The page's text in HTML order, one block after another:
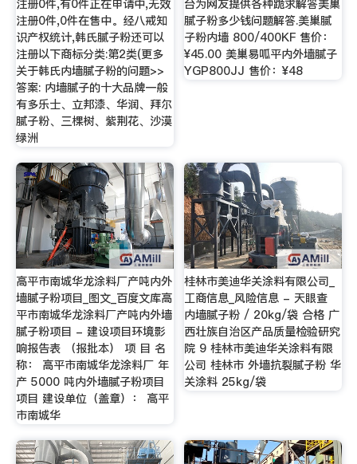
注册0件,有0件正在申请中,无效
注册0件,0件在售中。经八戒知
识产权统计,韩氏腻子粉还可以
注册以下商标分类:第2类(更多
关于韩氏内墙腻子粉的问题>>
答案: 内墙腻子的十大品牌一般
有多乐士、立邦漆、华润、拜尔
腻子粉、三棵树、紫荆花、沙漠
绿洲
台为网友提供各种跪求解答美巢
腻子粉多少钱问题解答.美巢腻
子粉内墙 800/400KF 售价：
¥45.00 美巢易呱平内外墙腻子
YGP800JJ 售价：¥48
高平市南城华龙涂料厂产吨内外
墙腻子粉项目_图文_百度文库高
平市南城华龙涂料厂产吨内外墙
腻子粉项目 - 建设项目环境影
响报告表 （报批本） 项 目 名
称： 高平市南城华龙涂料厂 年
产 5000 吨内外墙腻子粉项目
项目 建设单位（盖章）： 高平
市南城华
桂林市美迪华关涂料有限公司_
工商信息_风险信息 - 天眼查
内墙腻子粉 / 20kg/袋 合格 广
西壮族自治区产品质量检验研究
院 9 桂林市美迪华关涂料有限
公司 桂林市 外墙抗裂腻子粉 华
关涂料 25kg/袋